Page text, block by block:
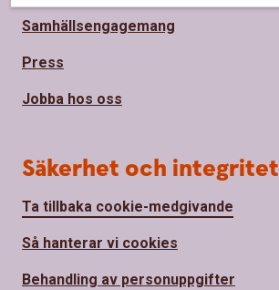
Samhällsengagemang
Press
Jobba hos oss
Säkerhet och integritet
Ta tillbaka cookie-medgivande
Så hanterar vi cookies
Behandling av personuppgifter